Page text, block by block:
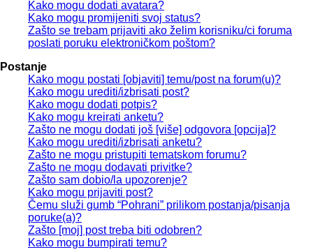
Kako mogu dodati avatara?
Kako mogu promijeniti svoj status?
Zašto se trebam prijaviti ako želim korisniku/ci foruma
poslati poruku elektroničkom poštom?
Postanje
Kako mogu postati [objaviti] temu/post na forum(u)?
Kako mogu urediti/izbrisati post?
Kako mogu dodati potpis?
Kako mogu kreirati anketu?
Zašto ne mogu dodati još [više] odgovora [opcija]?
Kako mogu urediti/izbrisati anketu?
Zašto ne mogu pristupiti tematskom forumu?
Zašto ne mogu dodavati privitke?
Zašto sam dobio/la upozorenje?
Kako mogu prijaviti post?
Čemu služi gumb “Pohrani” prilikom postanja/pisanja
poruke(a)?
Zašto [moj] post treba biti odobren?
Kako mogu bumpirati temu?